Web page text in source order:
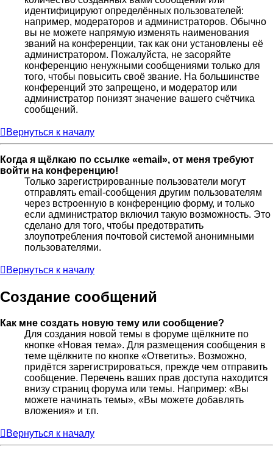
идентифицируют определённых пользователей:
например, модераторов и администраторов. Обычно
вы не можете напрямую изменять наименования
званий на конференции, так как они установлены её
администратором. Пожалуйста, не засоряйте
конференцию ненужными сообщениями только для
того, чтобы повысить своё звание. На большинстве
конференций это запрещено, и модератор или
администратор понизят значение вашего счётчика
сообщений.
Вернуться к началу
Когда я щёлкаю по ссылке «email», от меня требуют
войти на конференцию!
Только зарегистрированные пользователи могут
отправлять email-сообщения другим пользователям
через встроенную в конференцию форму, и только
если администратор включил такую возможность. Это
сделано для того, чтобы предотвратить
злоупотребления почтовой системой анонимными
пользователями.
Вернуться к началу
Создание сообщений
Как мне создать новую тему или сообщение?
Для создания новой темы в форуме щёлкните по
кнопке «Новая тема». Для размещения сообщения в
теме щёлкните по кнопке «Ответить». Возможно,
придётся зарегистрироваться, прежде чем отправить
сообщение. Перечень ваших прав доступа находится
внизу страниц форума или темы. Например: «Вы
можете начинать темы», «Вы можете добавлять
вложения» и т.п.
Вернуться к началу